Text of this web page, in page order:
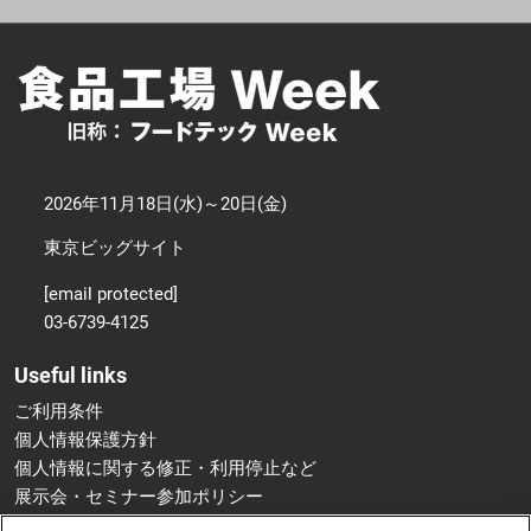
2026年11月18日(水)～20日(金)
東京ビッグサイト
[email protected]
03-6739-4125
Useful links
ご利用条件
個人情報保護方針
個人情報に関する修正・利用停止など
展示会・セミナー参加ポリシー